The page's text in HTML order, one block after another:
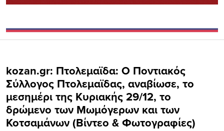
kozan.gr: Πτολεμαϊδα: O Ποντιακός
Σύλλογος Πτολεμαϊδας, αναβίωσε, το
μεσημέρι της Κυριακής 29/12, το
δρώμενο των Μωμόγερων και των
Κοτσαμάνων (Βίντεο & Φωτογραφίες)